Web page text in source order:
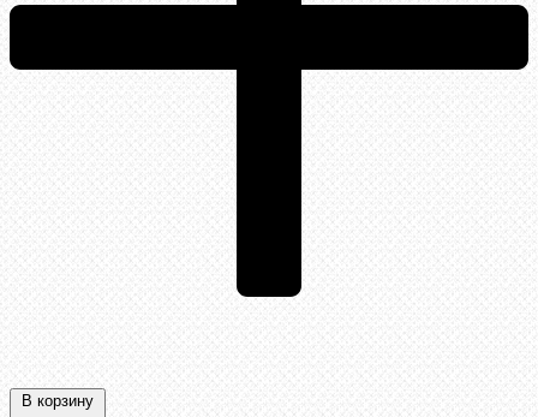
В корзину